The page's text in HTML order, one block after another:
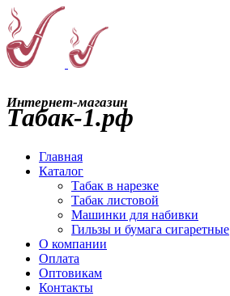
Интернет-магазин
Табак-1.рф
Главная
Каталог
Табак в нарезке
Табак листовой
Машинки для набивки
Гильзы и бумага сигаретные
О компании
Оплата
Оптовикам
Контакты